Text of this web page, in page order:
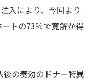
入により、今回より
トの73％で寛解が得
後の奏効のドナー特異